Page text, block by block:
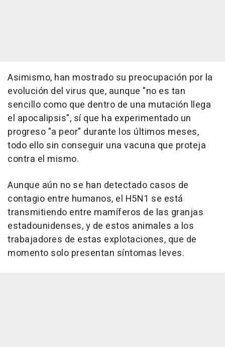
Asimismo, han mostrado su preocupación por la
evolución del virus que, aunque "no es tan
sencillo como que dentro de una mutación llega
el apocalipsis", sí que ha experimentado un
progreso "a peor" durante los últimos meses,
todo ello sin conseguir una vacuna que proteja
contra el mismo.
Aunque aún no se han detectado casos de
contagio entre humanos, el H5N1 se está
transmitiendo entre mamíferos de las granjas
estadounidenses, y de estos animales a los
trabajadores de estas explotaciones, que de
momento solo presentan síntomas leves.